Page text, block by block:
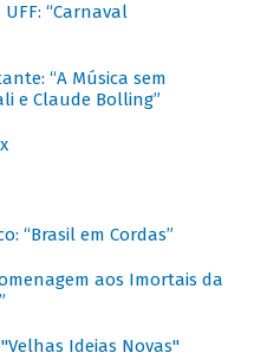
“Carnaval
“A Música sem
e Claude Bolling”
“Brasil em Cordas”
aos Imortais da
Ideias Novas"